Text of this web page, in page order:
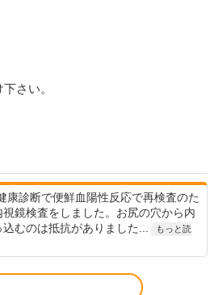
さい。
康診断で便鮮血陽性反応で再検査のた
鏡検査をしました。お尻の穴から内
むのは抵抗がありました...
もっと読